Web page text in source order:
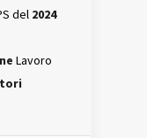
del 2024
Lavoro